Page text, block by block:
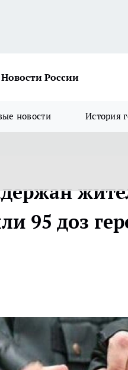
Новости России
новости История
95 доз